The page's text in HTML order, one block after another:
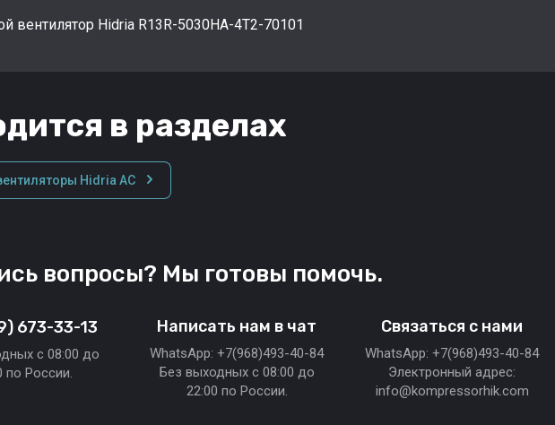
вентилятор Hidria R13R-5030HA-4T2-70101
в разделах
Hidria AC
вопросы? Мы готовы помочь.
673-33-13
c 08:00 до
по России.
Написать нам в чат
WhatsApp: +7(968)493-40-84
Без выходных c 08:00 до
22:00 по России.
Связаться с нами
WhatsApp: +7(968)493-40-84
Электронный адрес:
info@kompressorhik.com